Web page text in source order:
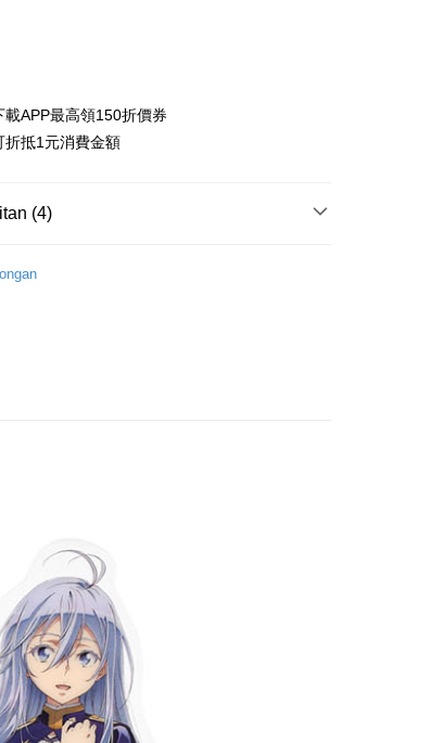
Penuh)
Serbaneka
選取）
Penghantaran percuma untuk pesanan
載APP最高領150折價券
折抵1元消費金額
(4)
飾/紙製/胸章/壓克力立牌/掛繩